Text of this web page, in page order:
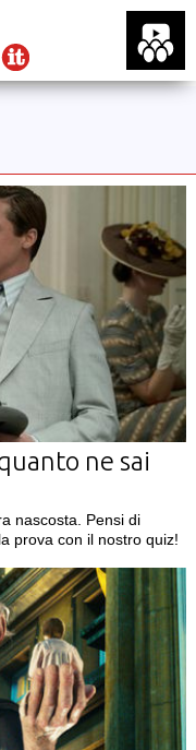
ne sai
nascosta. Pensi di
prova con il nostro quiz!